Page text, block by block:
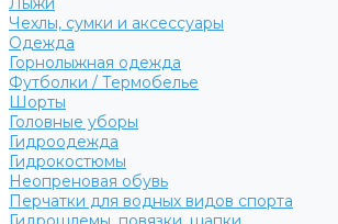
Чехлы, сумки и аксессуары
Одежда
Горнолыжная одежда
Футболки / Термобелье
Шорты
Головные уборы
Гидроодежда
Гидрокостюмы
Неопреновая обувь
Перчатки для водных видов спорта